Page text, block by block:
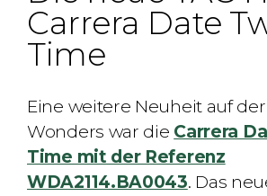
Carrera Date
Time
Eine weitere Neuheit auf
Wonders war die Carrera
Time mit der Referenz
WDA2114.BA0043. Das